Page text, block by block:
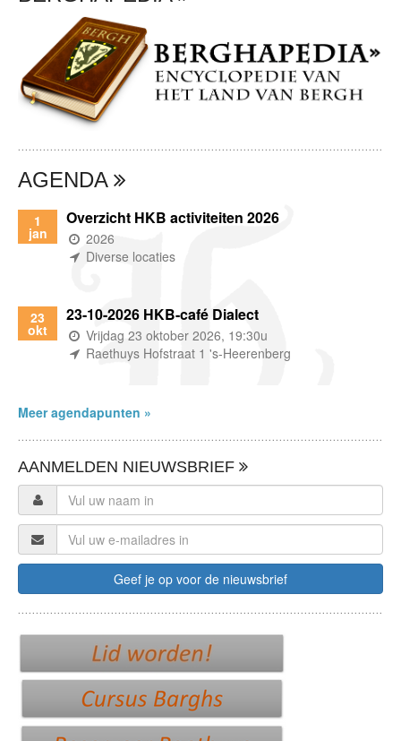
AGENDA
1
jan
Overzicht HKB activiteiten 2026
(wanneer)
2026
(waar)
Diverse locaties
23
okt
23-10-2026 HKB-café Dialect
(wanneer)
Vrijdag 23 oktober 2026, 19:30u
(waar)
Raethuys Hofstraat 1 's-Heerenberg
Meer agendapunten »
AANMELDEN NIEUWSBRIEF